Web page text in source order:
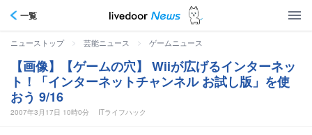
一覧
ニューストップ > 芸能ニュース > ゲームニュース
【画像】【ゲームの穴】 Wiiが広げるインターネッ
ト！「インターネットチャンネル お試し版」を使
おう 9/16
2007年3月17日 10時0分 ITライフハック